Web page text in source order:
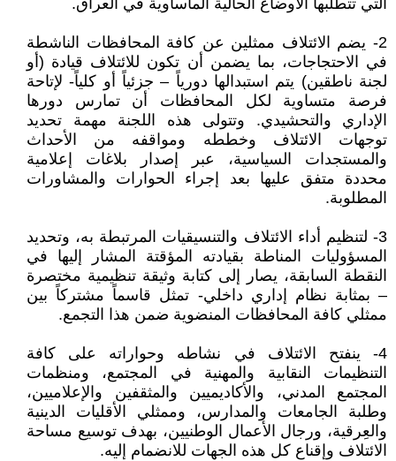
التي تتطلبها الأوضاع الحالية المأساوية في العراق.
2- يضم الائتلاف ممثلين عن كافة المحافظات الناشطة
في الاحتجاجات، بما يضمن أن تكون للائتلاف قيادة (أو
لجنة ناطقين) يتم استبدالها دورياً – جزئياً أو كلياً- لإتاحة
فرصة متساوية لكل المحافظات أن تمارس دورها
الإداري والتحشيدي. وتتولى هذه اللجنة مهمة تحديد
توجهات الائتلاف وخططه ومواقفه من الأحداث
والمستجدات السياسية، عبر إصدار بلاغات إعلامية
محددة متفق عليها بعد إجراء الحوارات والمشاورات
المطلوبة.
3- لتنظيم أداء الائتلاف والتنسيقيات المرتبطة به، وتحديد
المسؤوليات المناطة بقيادته المؤقتة المشار إليها في
النقطة السابقة، يصار إلى كتابة وثيقة تنظيمية مختصرة
– بمثابة نظام إداري داخلي- تمثل قاسماً مشتركاً بين
ممثلي كافة المحافظات المنضوية ضمن هذا التجمع.
4- ينفتح الائتلاف في نشاطه وحواراته على كافة
التنظيمات النقابية والمهنية في المجتمع، ومنظمات
المجتمع المدني، والأكاديميين والمثقفين والإعلاميين،
وطلبة الجامعات والمدارس، وممثلي الأقليات الدينية
والعِرقية، ورجال الأعمال الوطنيين، بهدف توسيع مساحة
الائتلاف وإقناع كل هذه الجهات للانضمام إليه.